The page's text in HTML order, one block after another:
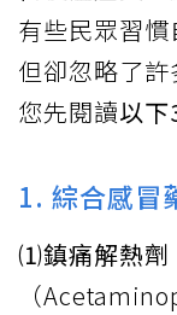
有些民眾習慣
但卻忽略了
您先閱讀以
1. 綜合感冒
⑴鎮痛解熱劑
（